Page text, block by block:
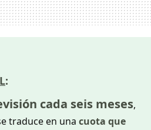
:
cada seis meses,
traduce en una cuota que